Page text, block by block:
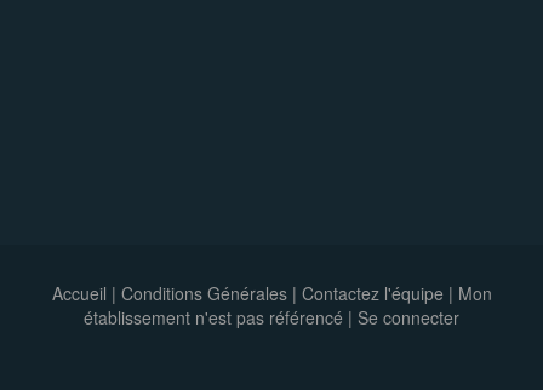
Accueil | Conditions Générales| Contactez l'équipe | Mon
établissement n'est pas référencé | Se connecter